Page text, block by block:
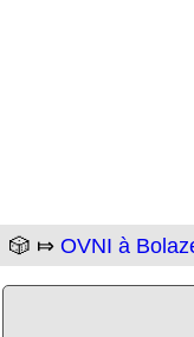
🎲 ⤇ OVNI à